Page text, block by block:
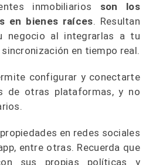
inmobiliarios son los
en bienes raíces. Resultan
negocio al integrarlas a tu
en tiempo real.
configurar y conectarte
de otras plataformas, y no
en redes sociales
entre otras. Recuerda que
sus propias políticas y